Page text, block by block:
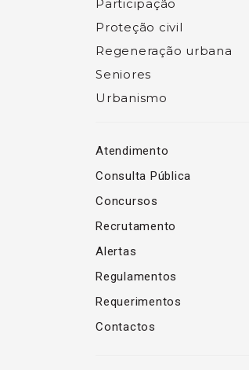
Participação
Proteção civil
Regeneração urbana
Seniores
Urbanismo
Atendimento
Consulta Pública
Concursos
Recrutamento
Alertas
Regulamentos
Requerimentos
Contactos